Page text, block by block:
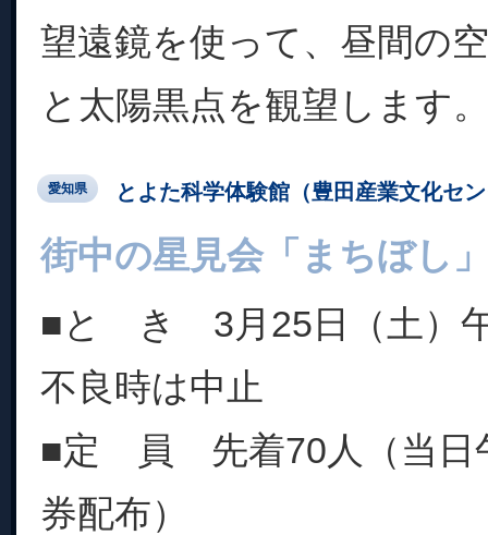
望遠鏡を使って、昼間の
と太陽黒点を観望します
愛知県 とよた科学体験館（豊田産業文化セ
街中の星見会「まちぼし
■と き 3月25日（土）
不良時は中止
■定 員 先着70人（当日
券配布）